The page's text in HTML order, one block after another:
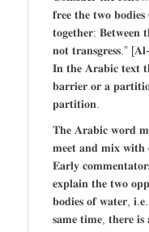
𝐟𝐫𝐞𝐞 𝐭𝐡𝐞 𝐭𝐰𝐨
𝐭𝐨𝐠𝐞𝐭𝐡𝐞𝐫: 𝐁𝐞𝐭𝐰𝐞𝐞𝐧
𝐧𝐨𝐭 𝐭𝐫𝐚𝐧𝐬𝐠𝐫𝐞𝐬𝐬.”
𝐈𝐧 𝐭𝐡𝐞 𝐀𝐫𝐚𝐛𝐢𝐜
𝐛𝐚𝐫𝐫𝐢𝐞𝐫 𝐨𝐫 𝐚
𝐩𝐚𝐫𝐭𝐢𝐭𝐢𝐨𝐧.
𝐓𝐡𝐞 𝐀𝐫𝐚𝐛𝐢𝐜 𝐰𝐨𝐫𝐝
𝐦𝐞𝐞𝐭 𝐚𝐧𝐝 𝐦𝐢𝐱 𝐰𝐢𝐭𝐡
𝐄𝐚𝐫𝐥𝐲
𝐞𝐱𝐩𝐥𝐚𝐢𝐧 𝐭𝐡𝐞 𝐭𝐰𝐨
𝐛𝐨𝐝𝐢𝐞𝐬 𝐨𝐟 𝐰𝐚𝐭𝐞𝐫,
𝐬𝐚𝐦𝐞 𝐭𝐢𝐦𝐞, 𝐭𝐡𝐞𝐫𝐞 𝐢𝐬